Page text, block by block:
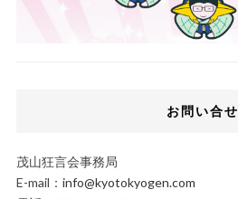
お問い合せ
茂山狂言会事務局
E-mail： info@kyotokyogen.com